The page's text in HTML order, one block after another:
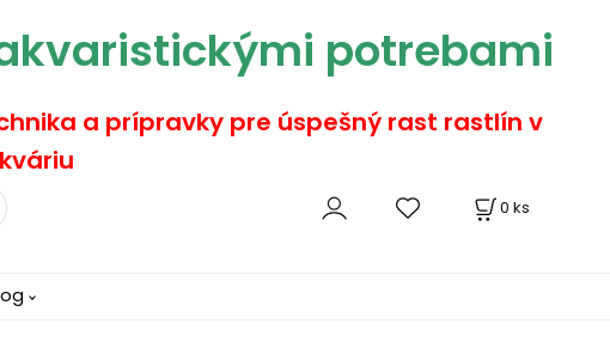
potrebami
a prípravky pre úspešný rast rastlín v
0 ks